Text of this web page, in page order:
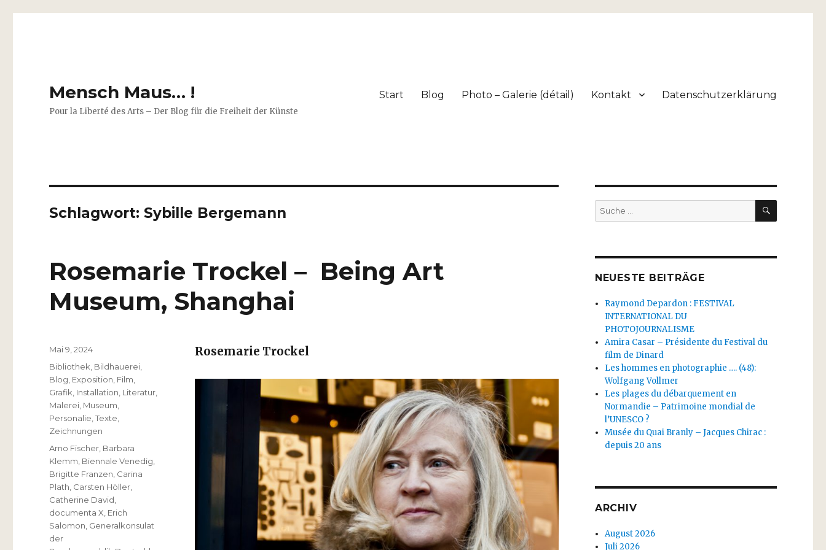
Mensch Maus… !
Pour la Liberté des Arts – Der Blog für die Freiheit der Künste
Start Blog Photo – Galerie (détail) Kontakt Datenschutzerklärung
Schlagwort: Sybille Bergemann
Rosemarie Trockel – Being Art
Museum, Shanghai
Rosemarie Trockel
Veröffentlicht
am
Mai 9, 2024
Kategorien
Bibliothek Bildhauerei
Blog Exposition Film
Grafik Installation Literatur
Malerei Museum
Personalie ,Texte
Zeichnungen
Schlagwörter
Arno Fischer Barbara
Klemm Biennale Venedig
Brigitte Franzen Carina
Plath Carsten Höller
Catherine David
documenta X Erich
Salomon Generalkonsulat
der
Suche
nach:
SUCHEN
NEUESTE BEITRÄGE
Raymond Depardon : FESTIVAL
INTERNATIONAL DU
PHOTOJOURNALISME
Amira Casar – Présidente du Festival du
film de Dinard
Les hommes en photographie …. (48):
Wolfgang Vollmer
Les plages du débarquement en
Normandie – Patrimoine mondial de
l’UNESCO ?
Musée du Quai Branly – Jacques Chirac :
depuis 20 ans
ARCHIV
August 2026
Juli 2026